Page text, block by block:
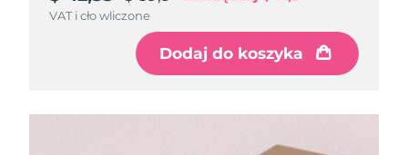
VAT i cło wliczone
Dodaj do koszyka